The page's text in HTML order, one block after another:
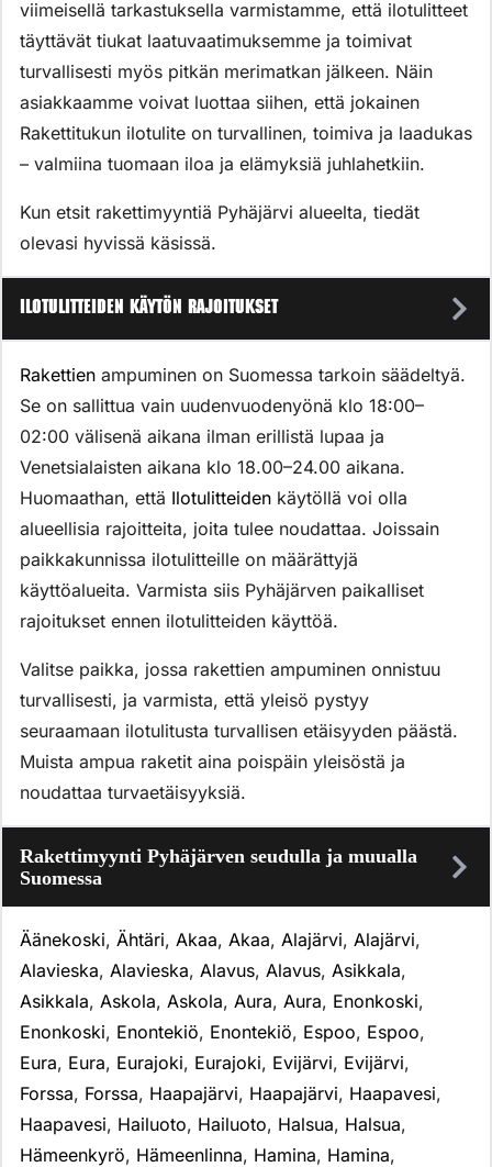
viimeisellä tarkastuksella varmistamme, että ilotulitteet
täyttävät tiukat laatuvaatimuksemme ja toimivat
turvallisesti myös pitkän merimatkan jälkeen. Näin
asiakkaamme voivat luottaa siihen, että jokainen
Rakettitukun ilotulite on turvallinen, toimiva ja laadukas
– valmiina tuomaan iloa ja elämyksiä juhlahetkiin.
Kun etsit rakettimyyntiä Pyhäjärvi alueelta, tiedät
olevasi hyvissä käsissä.
Ilotulitteiden käytön rajoitukset
Rakettien ampuminen on Suomessa tarkoin säädeltyä.
Se on sallittua vain uudenvuodenyönä klo 18:00–
02:00 välisenä aikana ilman erillistä lupaa ja
Venetsialaisten aikana klo 18.00–24.00 aikana.
Huomaathan, että Ilotulitteiden käytöllä voi olla
alueellisia rajoitteita, joita tulee noudattaa. Joissain
paikkakunnissa ilotulitteille on määrättyjä
käyttöalueita. Varmista siis Pyhäjärven paikalliset
rajoitukset ennen ilotulitteiden käyttöä.
Valitse paikka, jossa rakettien ampuminen onnistuu
turvallisesti, ja varmista, että yleisö pystyy
seuraamaan ilotulitusta turvallisen etäisyyden päästä.
Muista ampua raketit aina poispäin yleisöstä ja
noudattaa turvaetäisyyksiä.
Rakettimyynti Pyhäjärven seudulla ja muualla
Suomessa
Äänekoski, Ähtäri, Akaa, Akaa, Alajärvi, Alajärvi,
Alavieska, Alavieska, Alavus, Alavus, Asikkala,
Asikkala, Askola, Askola, Aura, Aura, Enonkoski,
Enonkoski, Enontekiö, Enontekiö, Espoo, Espoo,
Eura, Eura, Eurajoki, Eurajoki, Evijärvi, Evijärvi,
Forssa, Forssa, Haapajärvi, Haapajärvi, Haapavesi,
Haapavesi, Hailuoto, Hailuoto, Halsua, Halsua,
Hämeenkyrö, Hämeenlinna, Hamina, Hamina,